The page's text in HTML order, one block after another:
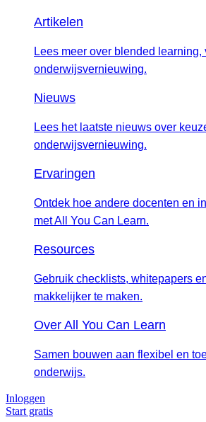
Artikelen
Lees meer over blended learning,
onderwijsvernieuwing.
Nieuws
Lees het laatste nieuws over
onderwijsvernieuwing.
Ervaringen
Ontdek hoe andere docenten en
met All You Can Learn.
Resources
Gebruik checklists, whitepapers
makkelijker te maken.
Over All You Can Learn
Samen bouwen aan flexibel en
onderwijs.
Inloggen
Start gratis